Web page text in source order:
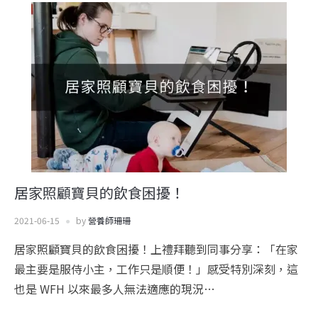
居家照顧寶貝的飲食困擾！
2021-06-15 by營養師珊珊
居家照顧寶貝的飲食困擾！上禮拜聽到同事分享：「在家
最主要是服侍小主，工作只是順便！」感受特別深刻，這
也是 WFH 以來最多人無法適應的現況…